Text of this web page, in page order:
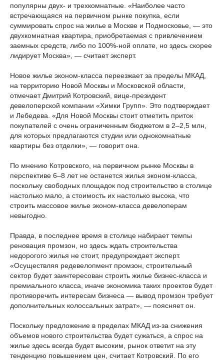
популярны двух- и трехкомнатные. «Наиболее часто
встречающаяся на первичном рынке покупка, если
суммировать спрос на жилье в Москве и Подмосковье, — это
двухкомнатная квартира, приобретаемая с привлечением
заемных средств, либо по 100%-ной оплате, но здесь скорее
лидирует Москва», — считает эксперт.
Новое жилье эконом-класса переезжает за пределы МКАД,
на территорию Новой Москвы и Московской области,
отмечает Дмитрий Котровский, вице-президент
девелоперской компании «Химки Групп». Это подтверждает
и Лебедева. «Для Новой Москвы стоит отметить приток
покупателей с очень ограниченным бюджетом в 2–2,5 млн,
для которых предлагаются студии или однокомнатные
квартиры без отделки», — говорит она.
По мнению Котровского, на первичном рынке Москвы в
перспективе 6–8 лет не останется жилья эконом-класса,
поскольку свободных площадок под строительство в столице
настолько мало, а стоимость их настолько высока, что
строить массовое жилье эконом-класса девелоперам
невыгодно.
Правда, в последнее время в столице набирает темпы
реновация промзон, но здесь ждать строительства
недорогого жилья не стоит, предупреждает эксперт.
«Осуществляя редевелопмент промзон, строительный
сектор будет заинтересован строить жилье бизнес-класса и
премиального класса, иначе экономика таких проектов будет
противоречить интересам бизнеса — вывод промзон требует
дополнительных колоссальных затрат», — поясняет он.
Поскольку предложение в пределах МКАД из-за снижения
объемов нового строительства будет сужаться, а спрос на
жилье здесь всегда будет высоким, рынок ответит на эту
тенденцию повышением цен, считает Котровский. По его